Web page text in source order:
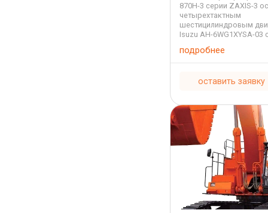
870H-3 серии ZAXIS-3
четырехтактным
шестицилиндровым
Isuzu AH-6WG1XYSA-
охлаждением и
впрыском с рабочим
15,681 литров. На этом
подробнее
оставить заявку